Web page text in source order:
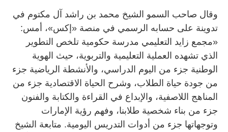
وقال صاحب السمو الشيخ محمد بن راشد آل مكتوم في
تدوينة على حسابه الرسمي في منصة «إكس»، أمس:
«مجمع زايد التعليمي مدرسة حكومية تلخص التطوير
الذي تشهده العملية التعليمية والتربوية، حيث الهوية
الوطنية جزء من اليوم الدراسي، والأنشطة الرياضية جزء
من جودة حياة الطلاب، وشرح الحياة الاقتصادية جزء من
المناهج اللاصفية، والإبداع في القراءة والكتابة والفنون
جزء من بناء شخصية طلابنا، وفهم رؤية الإمارات
وتوجهاتها جزء من أدوات التدريس اليومية. متابعة الشيخ